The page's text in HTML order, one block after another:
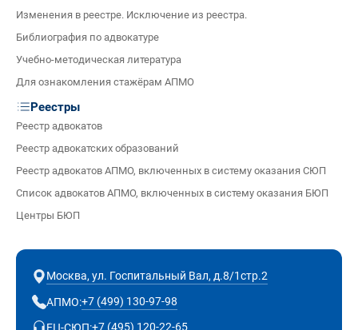
Изменения в реестре. Исключение из реестра.
Библиография по адвокатуре
Учебно-методическая литература
Для ознакомления стажёрам АПМО
Реестры
Реестр адвокатов
Реестр адвокатских образований
Реестр адвокатов АПМО, включенных в систему оказания СЮП
Список адвокатов АПМО, включенных в систему оказания БЮП
Центры БЮП
Москва, ул. Госпитальный Вал, д.8/1стр.2
АПМО:+7 (499) 130-97-98
ЕЦ-СЮП:+7 (495) 120-22-65